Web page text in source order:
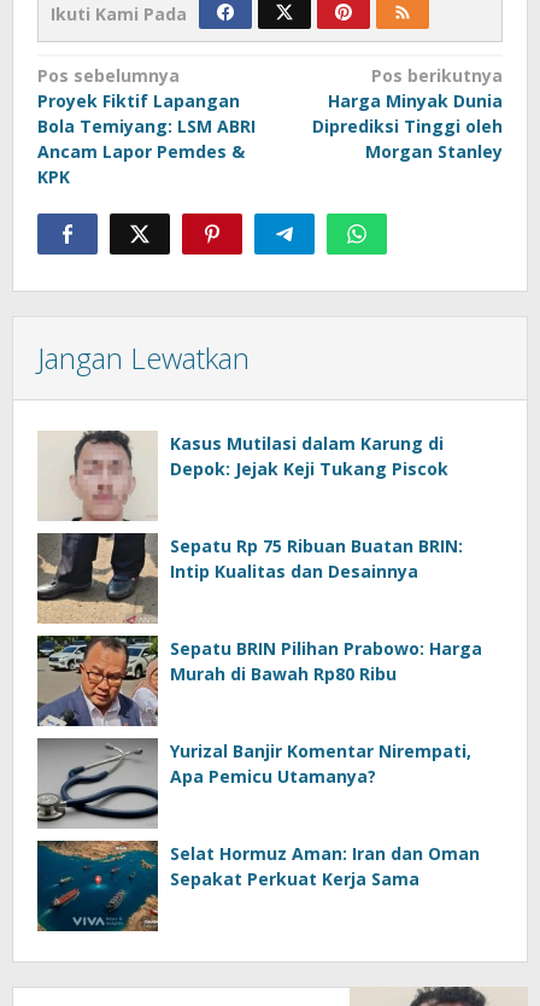
Ikuti Kami Pada
Navigasi
pos
Pos sebelumnya
Proyek Fiktif Lapangan
Bola Temiyang: LSM ABRI
Ancam Lapor Pemdes &
KPK
Pos berikutnya
Harga Minyak Dunia
Diprediksi Tinggi oleh
Morgan Stanley
Jangan Lewatkan
Kasus Mutilasi dalam Karung di
Depok: Jejak Keji Tukang Piscok
Sepatu Rp 75 Ribuan Buatan BRIN:
Intip Kualitas dan Desainnya
Sepatu BRIN Pilihan Prabowo: Harga
Murah di Bawah Rp80 Ribu
Yurizal Banjir Komentar Nirempati,
Apa Pemicu Utamanya?
Selat Hormuz Aman: Iran dan Oman
Sepakat Perkuat Kerja Sama